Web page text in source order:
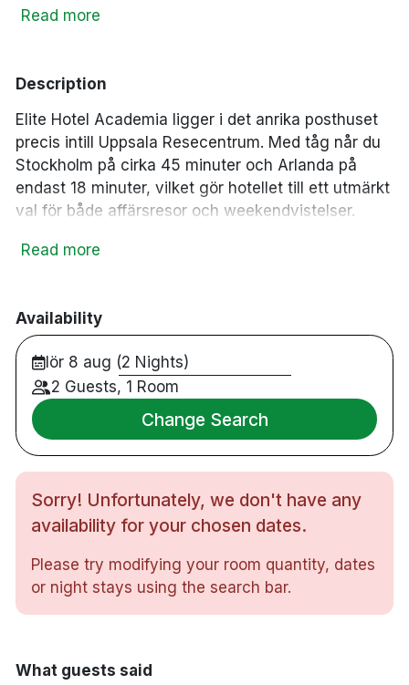
local_parkingParkering mot en
Read more
Description
Elite Hotel Academia ligger i det anrika posthuset
precis intill Uppsala Resecentrum. Med tåg når du
Stockholm på cirka 45 minuter och Arlanda på
endast 18 minuter, vilket gör hotellet till ett utmärkt
val för både affärsresor och weekendvistelser.
Hotellets ljusa och moderna rum har stora fönster
medan restaurang Miss Voon med skybar på
hotellets 11 våning bjuder på asiatiska smaker och
en fantastisk utsikt över Uppsala.
198 rum
Extrasäng kan bokas mot en avgift
kommentarsfältet vid bokning om du önskar
ett djurvänligt rum, då antalet är begränsat
Cirka 3 minuters promenad till Uppsala
Centralstation
Cirka 8 minuters promenad till Stora Torget
Airport
Read more
Availability
lör 8 aug (2 Nights)
2 Guests, 1 Room
Change Search
Sorry! Unfortunately, we don't have any
availability for your chosen dates.
Please try modifying your room quantity, dates
or night stays using the search bar.
What guests said